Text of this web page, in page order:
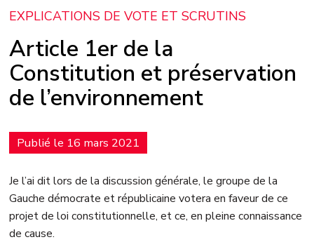
EXPLICATIONS DE VOTE ET SCRUTINS
Article 1er de la
Constitution et préservation
de l’environnement
Publié le 16 mars 2021
Je l’ai dit lors de la discussion générale, le groupe de la
Gauche démocrate et républicaine votera en faveur de ce
projet de loi constitutionnelle, et ce, en pleine connaissance
de cause.